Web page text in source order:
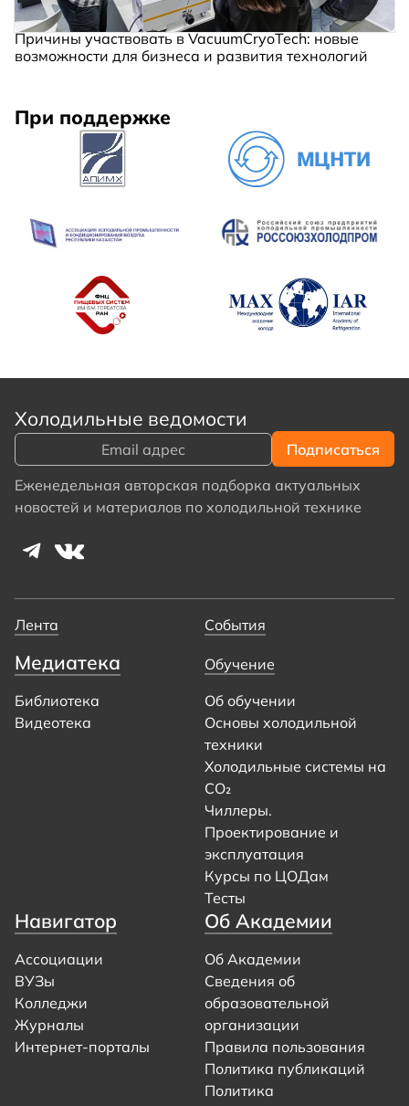
Причины участвовать в VacuumCryoTech: новые
возможности для бизнеса и развития технологий
При поддержке
Холодильные ведомости
Еженедельная авторская подборка актуальных
новостей и материалов по холодильной технике
Лента События
Медиатека
Библиотека
Видеотека
Обучение
Об обучении
Основы холодильной
техники
Холодильные системы на
CO₂
Чиллеры.
Проектирование и
эксплуатация
Курсы по ЦОДам
Тесты
Навигатор
Ассоциации
ВУЗы
Колледжи
Журналы
Интернет-порталы
Об Академии
Об Академии
Сведения об
образовательной
организации
Правила пользования
Политика публикаций
Политика